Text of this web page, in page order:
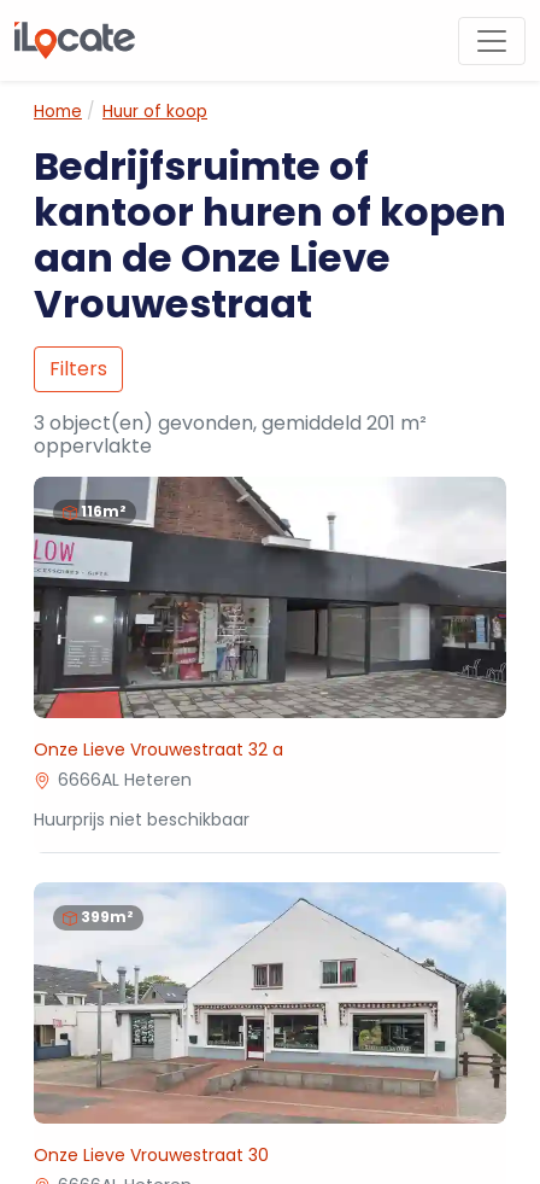
Home Huur of koop
Bedrijfsruimte of
kantoor huren of kopen
aan de Onze Lieve
Vrouwestraat
Filters
3 object(en) gevonden, gemiddeld 201 m²
oppervlakte
116m²
Onze Lieve Vrouwestraat 32 a
6666AL Heteren
Huurprijs niet beschikbaar
399m²
Onze Lieve Vrouwestraat 30